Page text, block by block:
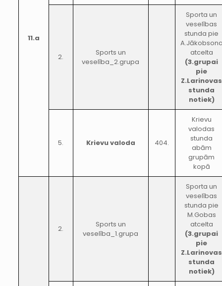
11.a
2.
Sports un
veselība_2.grupa
Sporta un
veselības
stunda pie
atcelta
(3.grupai
pie
Z.Larinovas
stunda
notiek)
5. Krievu valoda 404.
Krievu
valodas
stunda
abām
grupām
kopā
2.
Sports un
veselība_1.grupa
Sporta un
veselības
stunda pie
M.Gobas
atcelta
(3.grupai
pie
Z.Larinovas
stunda
notiek)